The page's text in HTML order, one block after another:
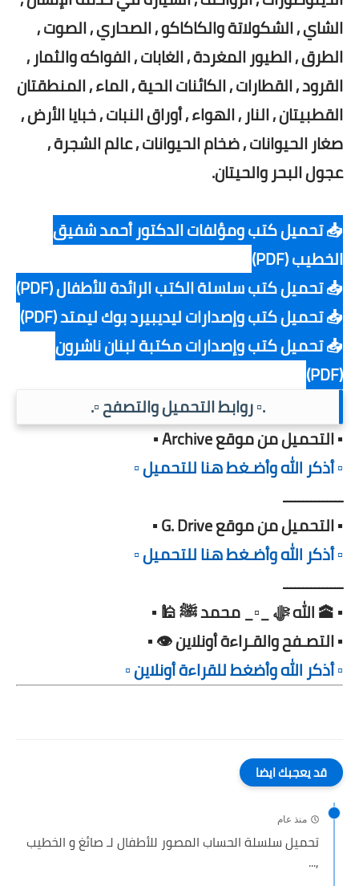
الشاي , الشكولاتة والكاكاكو , الصحاري , الصوت ,
الطرق , الطيور المغردة , الغابات , الفواكه والثمار ,
القرود , القطارات , الكائنات الحية , الماء , المنطقتان
القطبيتان , النار , الهواء , أوراق النبات , خبايا الأرض ,
صغار الحيوانات , ضخام الحيوانات , عالم الشجرة ,
عجول البحر والحيتان.
📥 تحميل كتب ومؤلفات الدكتور أحمد شفيق
الخطيب (PDF)
📥 تحميل كتب سلسلة الكتب الرائدة للأطفال (PDF)
📥 تحميل كتب وإصدارات ليديبيرد بوك ليمتد (PDF)
📥 تحميل كتب وإصدارات مكتبة لبنان ناشرون
(PDF)
.▫️ روابط التحميل والتصفح ▫️.
▪️ التحميل من موقع Archive ▪️
▫️ أذكر الله وأضـغط هنا للتحميل ▫️
ـــــــــــــــ
▪️ التحميل من موقع G. Drive ▪️
▫️ أذكر الله وأضـغط هنا للتحميل ▫️
ـــــــــــــــ
▪️ 🕋 الله ﷻ _▫️_ محمد ﷺ 🕌 ▪️
▪️ التصـفح والقـراءة أونلاين 👁️ ▪️
▫️ أذكر الله وأضغط للقراءة أونلاين ▫️
قد يعجبك ايضا
منذ عام
تحميل سلسلة الحساب المصور للأطفال لـ صائغ و الخطيب
,...